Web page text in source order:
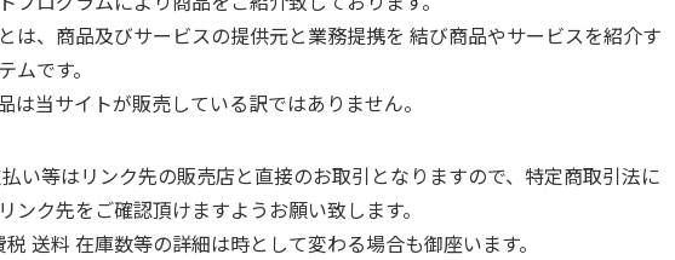
は、商品及びサービスの提供元と業務提携を 結び商品やサービスを紹介す
です。
は当サイトが販売している訳ではありません。
い等はリンク先の販売店と直接のお取引となりますので、特定商取引法に
ンク先をご確認頂けますようお願い致します。
送料 在庫数等の詳細は時として変わる場合も御座います。